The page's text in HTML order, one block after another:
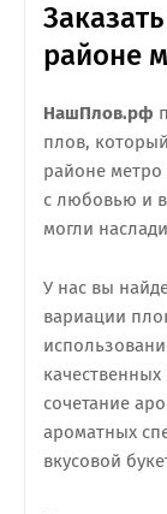
районе
НашПлов.рф
плов,
районе
с любовью и
могли
У нас вы
вариации
сочетание
ароматных
вкусовой